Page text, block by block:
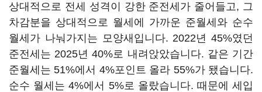
상대적으로 전세 성격이 강한 준전세가 줄어들고, 그
차감분을 상대적으로 월세에 가까운 준월세와 순수
월세가 나눠가지는 모양새입니다. 2022년 45%였던
준전세는 2025년 40%로 내려앉았습니다. 같은 기간
준월세는 51%에서 4%포인트 올라 55%가 됐습니다.
순수 월세는 4%에서 5%로 올랐습니다. 때문에 세입